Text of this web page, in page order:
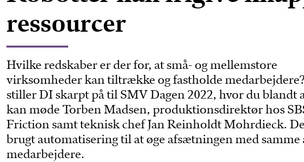
ressourcer
Hvilke redskaber er der for, at små- og mellemstore
virksomheder kan tiltrække og fastholde
stiller DI skarpt på til SMV Dagen 2022, hvor du blandt
kan møde Torben Madsen, produktionsdirektør hos
Friction samt teknisk chef Jan Reinholdt Mohrdieck.
brugt automatisering til at øge afsætningen med samme
medarbejdere.